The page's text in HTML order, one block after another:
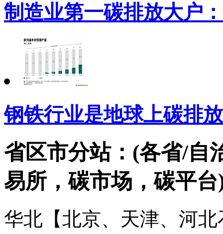
制造业第一碳排放大户
钢铁行业是地球上碳排
省区市分站：(各省/自
易所，碳市场，碳平台
华北【北京、天津、河